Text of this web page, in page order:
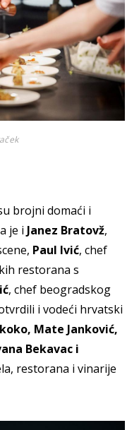
brojni domaći i
je i Janez Bratovž,
Paul Ivić, chef
restorana s
, chef beogradskog
i vodeći hrvatski
Mate Janković,
Bekavac i
restorana i vinarije